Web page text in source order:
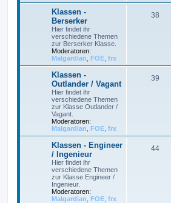
Klassen -
Berserker
Hier findet ihr
verschiedene Themen
zur Berserker Klasse.
Moderatoren:
Malgardian FOE frx
38
Klassen -
Outlander / Vagant
Hier findet ihr
verschiedene Themen
zur Klasse Outlander /
Vagant.
Moderatoren:
Malgardian FOE frx
39
Klassen - Engineer
/ Ingenieur
Hier findet ihr
verschiedene Themen
zur Klasse Engineer /
Ingenieur.
Moderatoren:
Malgardian FOE frx
44